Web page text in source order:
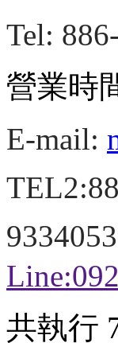
Tel:
營業時
E-mail:
共執行